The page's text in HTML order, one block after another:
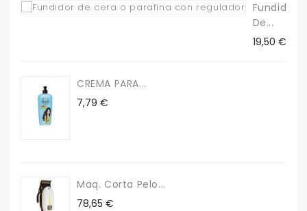
Fundidor
De...
Precio
19,50 €
CREMA PARA...
Precio
7,79 €
Maq. Corta Pelo...
Precio
78,65 €